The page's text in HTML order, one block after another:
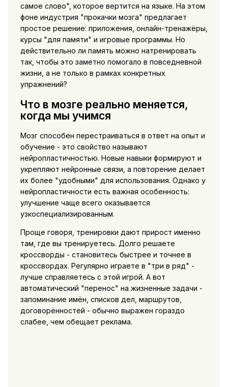
самое слово", которое вертится на языке. На этом
фоне индустрия "прокачки мозга" предлагает
простое решение: приложения, онлайн-тренажёры,
курсы "для памяти" и игровые программы. Но
действительно ли память можно натренировать
так, чтобы это заметно помогало в повседневной
жизни, а не только в рамках конкретных
упражнений?
Что в мозге реально меняется,
когда мы учимся
Мозг способен перестраиваться в ответ на опыт и
обучение - это свойство называют
нейропластичностью. Новые навыки формируют и
укрепляют нейронные связи, а повторение делает
их более "удобными" для использования. Однако у
нейропластичности есть важная особенность:
улучшение чаще всего оказывается
узкоспециализированным.
Проще говоря, тренировки дают прирост именно
там, где вы тренируетесь. Долго решаете
кроссворды - становитесь быстрее и точнее в
кроссвордах. Регулярно играете в "три в ряд" -
лучше справляетесь с этой игрой. А вот
автоматический "перенос" на жизненные задачи -
запоминание имён, списков дел, маршрутов,
договорённостей - обычно выражен гораздо
слабее, чем обещает реклама.